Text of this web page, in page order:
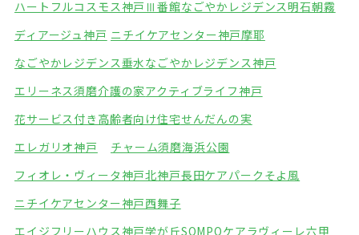
ハートフルコスモス神戸Ⅲ番館なごやかレジデンス明石朝霧
ディアージュ神戸 ニチイケアセンター神戸摩耶
なごやかレジデンス垂水なごやかレジデンス神戸
エリーネス須磨介護の家アクティブライフ神戸
花サービス付き高齢者向け住宅せんだんの実
エレガリオ神戸
チャーム須磨海浜公園
フィオレ・ヴィータ神戸北神戸長田ケアパークそよ風
ニチイケアセンター神戸西舞子
エイジフリーハウス神戸学が丘SOMPOケアラヴィーレ六甲